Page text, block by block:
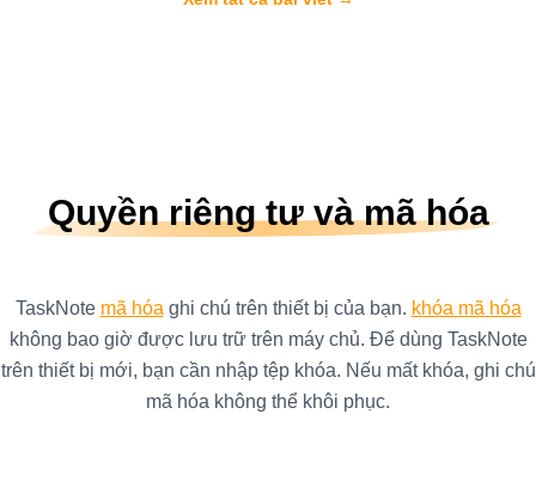
Quyền riêng tư và mã hóa
TaskNote mã hóa ghi chú trên thiết bị của bạn. khóa mã hóa
không bao giờ được lưu trữ trên máy chủ. Để dùng TaskNote
trên thiết bị mới, bạn cần nhập tệp khóa. Nếu mất khóa, ghi chú
mã hóa không thể khôi phục.